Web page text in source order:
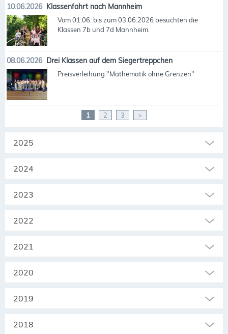
10.06.2026 Klassenfahrt nach Mannheim
Vom 01.06. bis zum 03.06.2026 besuchten die
Klassen 7b und 7d Mannheim.
08.06.2026 Drei Klassen auf dem Siegertreppchen
Preisverleihung "Mathematik ohne Grenzen"
1 2 3 >
2025
2024
2023
2022
2021
2020
2019
2018